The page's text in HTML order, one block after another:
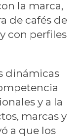
la marca,
de cafés de
con perfiles
dinámicas
y a la
marcas y
a que los